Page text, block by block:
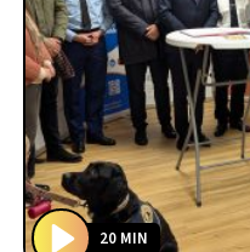
20 MIN